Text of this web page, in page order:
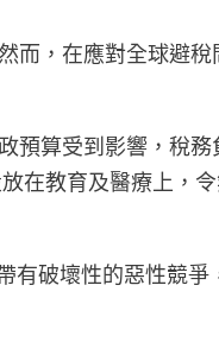
而，在應對全球避
預算受到影響，稅
在教育及醫療上，
有破壞性的惡性競